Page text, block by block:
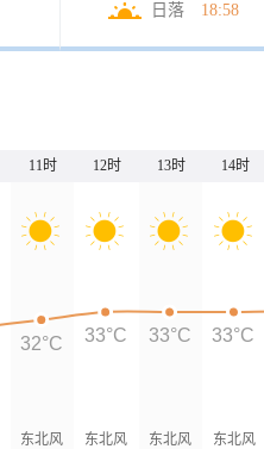
日落 18:58
11时 12时 13时 14时
东北风 东北风 东北风 东北风
32°C 33°C 33°C 33°C